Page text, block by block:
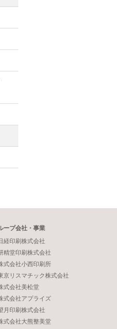
ープ会社・事業
経印刷株式会社
精堂印刷株式会社
式会社小西印刷所
京リスマチック株式会社
式会社美松堂
式会社アプライズ
月印刷株式会社
式会社大熊整美堂